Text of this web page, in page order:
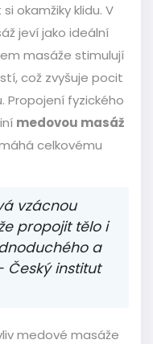
okamžiky klidu. V
jeví jako ideální
masáže stimulují
což zvyšuje pocit
Propojení fyzického
medovou masáž
celkovému
vzácnou
propojit tělo i
a
Český institut
medové masáže